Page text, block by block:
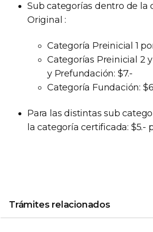
Sub categorías dentro de la
Original :
Categoría Preinicial 1
Categorías Preinicial 2 y
y Prefundación: $7.-
Categoría Fundación:
Para las distintas sub
la categoría certificada: $5.-
relacionados
Trámites relacionados